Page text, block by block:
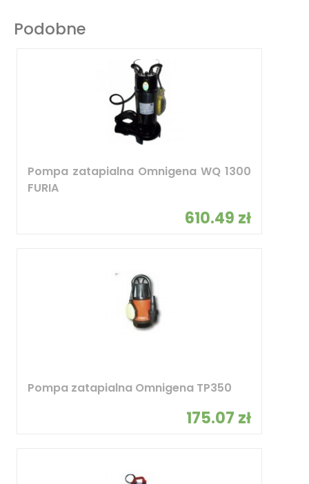
Podobne
Pompa zatapialna Omnigena WQ 1300
FURIA
610.49 zł
Pompa zatapialna Omnigena TP350
175.07 zł